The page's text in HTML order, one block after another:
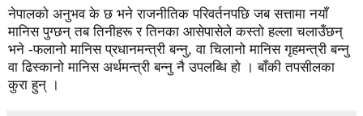
नेपालको अनुभव के छ भने राजनीतिक परिवर्तनपछि जब सत्तामा नयाँ
मानिस पुग्छन् तब तिनीहरू र तिनका आसेपासेले कस्तो हल्ला चलाउँछन्
भने -फलानो मानिस प्रधानमन्त्री बन्नु, वा चिलानो मानिस गृहमन्त्री बन्नु
वा ढिस्कानो मानिस अर्थमन्त्री बन्नु नै उपलब्धि हो । बाँकी तपसीलका
कुरा हुन् ।